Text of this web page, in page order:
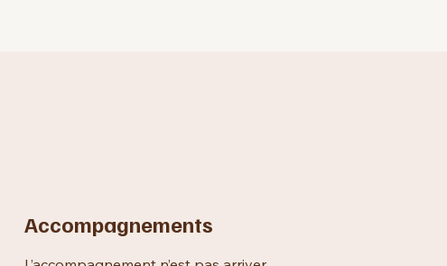
Accompagnements